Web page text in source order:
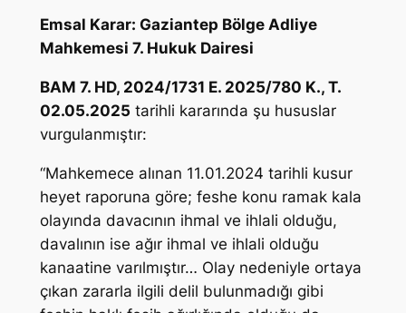
Emsal Karar: Gaziantep Bölge Adliye
Mahkemesi 7. Hukuk Dairesi
BAM 7. HD, 2024/1731 E. 2025/780 K., T.
02.05.2025 tarihli kararında şu hususlar
vurgulanmıştır:
“Mahkemece alınan 11.01.2024 tarihli kusur
heyet raporuna göre; feshe konu ramak kala
olayında davacının ihmal ve ihlali olduğu,
davalının ise ağır ihmal ve ihlali olduğu
kanaatine varılmıştır… Olay nedeniyle ortaya
çıkan zararla ilgili delil bulunmadığı gibi